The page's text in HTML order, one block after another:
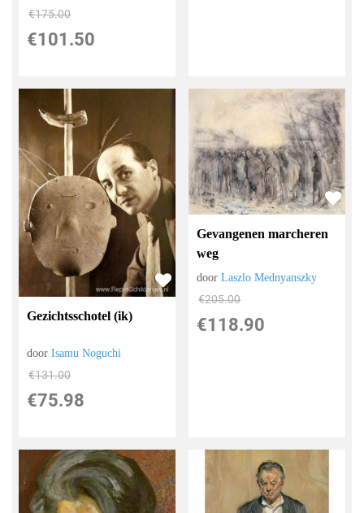
€175.00
€101.50
Gezichtsschotel (ik)
doorIsamu Noguchi
€131.00
€75.98
Gevangenen marcheren
weg
doorLaszlo Mednyanszky
€205.00
€118.90